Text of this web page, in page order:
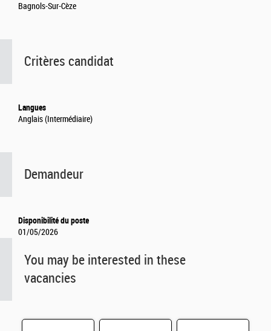
Bagnols-Sur-Cèze
Critères candidat
Langues
Anglais (Intermédiaire)
Demandeur
Disponibilité du poste
01/05/2026
You may be interested in these
vacancies